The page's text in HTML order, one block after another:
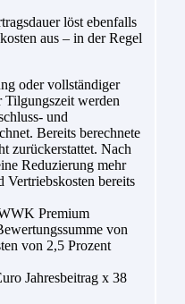
löst ebenfalls
aus – in der Regel
oder vollständiger
Tilgungszeit werden
und
Bereits berechnete
zurückerstattet. Nach
Reduzierung mehr
Vertriebskosten bereits
Premium
von
von 2,5 Prozent
Jahresbeitrag x 38